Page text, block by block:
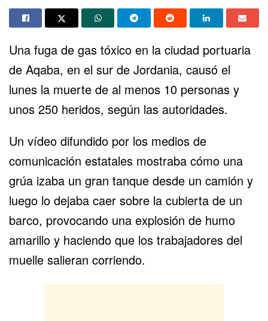
Una fuga de gas tóxico en la ciudad portuaria
de Aqaba, en el sur de Jordania, causó el
lunes la muerte de al menos 10 personas y
unos 250 heridos, según las autoridades.
Un vídeo difundido por los medios de
comunicación estatales mostraba cómo una
grúa izaba un gran tanque desde un camión y
luego lo dejaba caer sobre la cubierta de un
barco, provocando una explosión de humo
amarillo y haciendo que los trabajadores del
muelle salieran corriendo.